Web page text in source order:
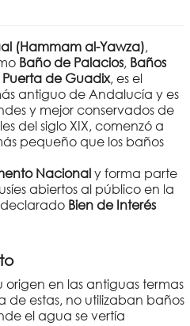
(Hammam al-Yawza),
Baño de Palacios, Baños
de Guadix, es el
antiguo de Andalucía y es
y mejor conservados de
del siglo XIX, comenzó a
pequeño que los baños
Nacionaly forma parte
abiertos al público en la
Bien de Interés
origen en las antiguas termas
de estas, no utilizaban baños
el agua se vertía